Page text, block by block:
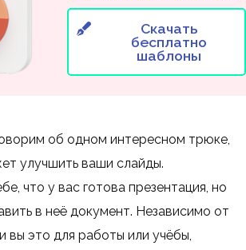
Скачать
бесплатно
шаблоны
об одном интересном трюке,
улучшить ваши слайды.
что у вас готова презентация, но
в неё документ. Независимо от
вы это для работы или учёбы,